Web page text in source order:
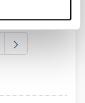
Use TAB